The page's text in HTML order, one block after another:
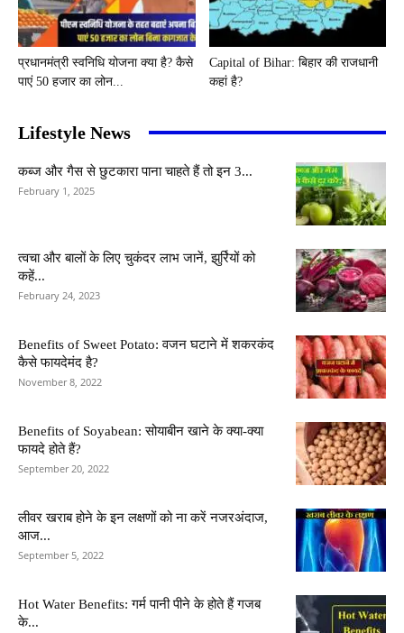
प्रधानमंत्री स्वनिधि योजना क्या है? कैसे
पाएं 50 हजार का लोन...
Capital of Bihar: बिहार की राजधानी
कहां है?
Lifestyle News
कब्ज और गैस से छुटकारा पाना चाहते हैं तो इन 3...
February 1, 2025
त्वचा और बालों के लिए चुकंदर लाभ जानें, झुर्रियों को
कहें...
February 24, 2023
Benefits of Sweet Potato: वजन घटाने में शकरकंद
कैसे फायदेमंद है?
November 8, 2022
Benefits of Soyabean: सोयाबीन खाने के क्या-क्या
फायदे होते हैं?
September 20, 2022
लीवर खराब होने के इन लक्षणों को ना करें नजरअंदाज,
आज...
September 5, 2022
Hot Water Benefits: गर्म पानी पीने के होते हैं गजब
के...